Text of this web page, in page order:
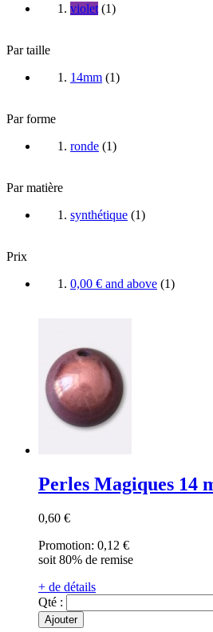
violet (1)
Par taille
14mm (1)
Par forme
ronde (1)
Par matière
synthétique (1)
Prix
0,00 € and above (1)
Perles Magiques 14
0,60 €
Promotion: 0,12 €
soit 80% de remise
+ de détails
Qté :
Ajouter